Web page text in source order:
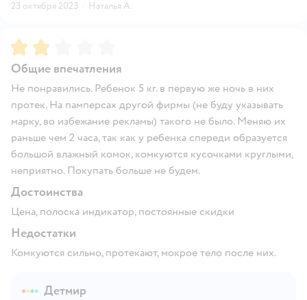
23 октября 2023 · Наталья А.
Рейтинг:
Общие впечатления
Не понравились. Ребенок 5 кг. в первую же ночь в них
протек. На памперсах другой фирмы (не буду указывать
марку, во избежание рекламы) такого не было. Меняю их
раньше чем 2 часа, так как у ребенка спереди образуется
большой влажный комок, комкуются кусочками круглыми,
неприятно. Покупать больше не будем.
Достоинства
Цена, полоска индикатор, постоянные скидки
Недостатки
Комкуются сильно, протекают, мокрое тело после них.
Детмир